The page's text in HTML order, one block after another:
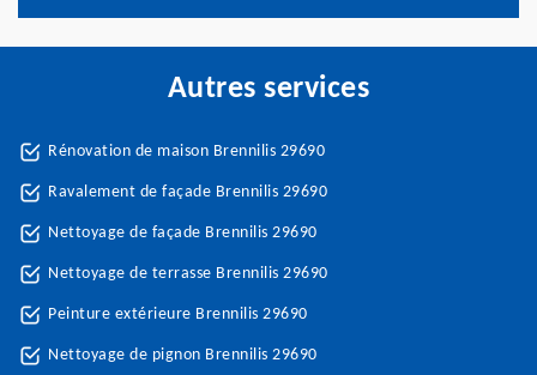
Autres services
Rénovation de maison Brennilis 29690
Ravalement de façade Brennilis 29690
Nettoyage de façade Brennilis 29690
Nettoyage de terrasse Brennilis 29690
Peinture extérieure Brennilis 29690
Nettoyage de pignon Brennilis 29690